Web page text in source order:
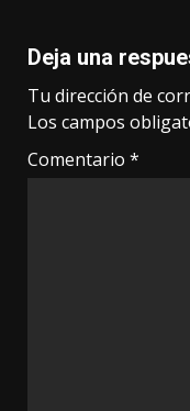
Deja una
Tu dirección de
Los campos
Comentario *